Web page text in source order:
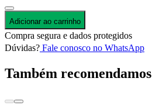
Adicionar ao carrinho
Compra segura e dados protegidos
Dúvidas? Fale conosco no WhatsApp
Também recomendamos